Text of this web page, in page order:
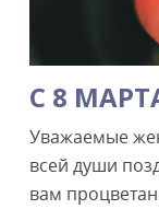
С 8
Уважаемые
всей души
вам